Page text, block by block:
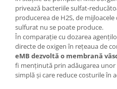
privează bacteriile sulfat-
producerea de H2S, de
sulfurat nu se poate produce.
În comparație cu dozarea
directe de oxigen în rețeaua de
eMB dezvoltă o membrană
fi menținută prin adăugarea
simplă și care reduce costurile în